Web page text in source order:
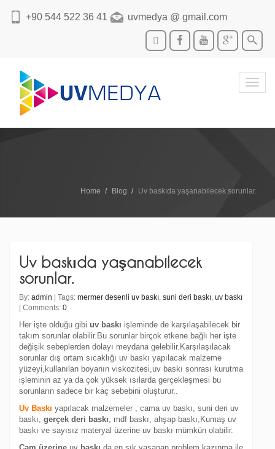
+90 544 522 36 41 uvmedya @ gmail.com
Home Blog Uv baskıda yaşanabilecek sorunlar.
Uv baskıda yaşanabilecek
sorunlar.
By: admin | Tags: mermer desenli uv baskı, suni deri baskı, uv baskı
| Comments: 0
Her işte olduğu gibi uv baskı işleminde de karşılaşabilecek bir
takım sorunlar olabilir.Bu sorunlar birçok etkene bağlı her işte
değişik sebeplerden dolayı meydana gelebilir.Karşılaşılacak
sorunlar dış ortam sıcaklığı uv baskı yapılacak malzeme
yüzeyi,kullanılan boyanın viskozitesi,uv baskı sonrası kurutma
işleminin az ya da çok yüksek ısılarda gerçekleşmesi bu
sorunların sadece bir kaç sebebini oluşturur..
Uv Baskı yapılacak malzemeler , cama uv baskı, suni deri uv
baskı, gerçek deri baskı, mdf baskı, ahşap baskı,Kumaş uv
baskı ve sayısız materyal üzerine uv baskı mümkün olabilir.